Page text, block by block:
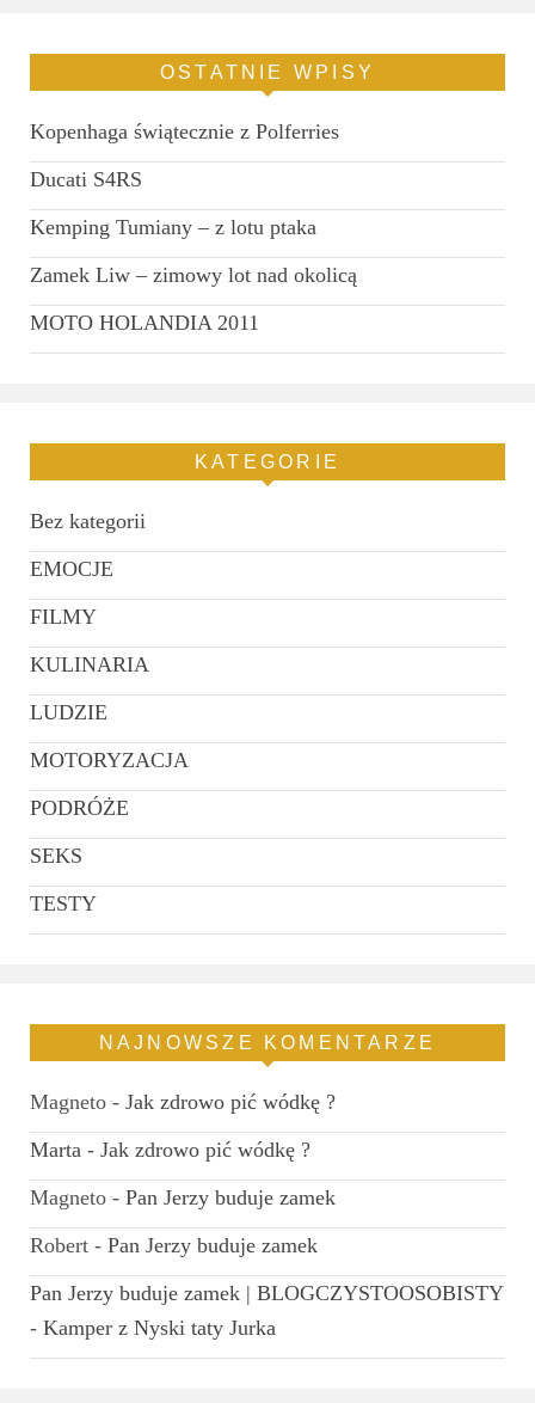
OSTATNIE WPISY
Kopenhaga świątecznie z Polferries
Ducati S4RS
Kemping Tumiany – z lotu ptaka
Zamek Liw – zimowy lot nad okolicą
MOTO HOLANDIA 2011
KATEGORIE
Bez kategorii
EMOCJE
FILMY
KULINARIA
LUDZIE
MOTORYZACJA
PODRÓŻE
SEKS
TESTY
NAJNOWSZE KOMENTARZE
Magneto - Jak zdrowo pić wódkę ?
Marta - Jak zdrowo pić wódkę ?
Magneto - Pan Jerzy buduje zamek
Robert - Pan Jerzy buduje zamek
Pan Jerzy buduje zamek | BLOGCZYSTOOSOBISTY
- Kamper z Nyski taty Jurka